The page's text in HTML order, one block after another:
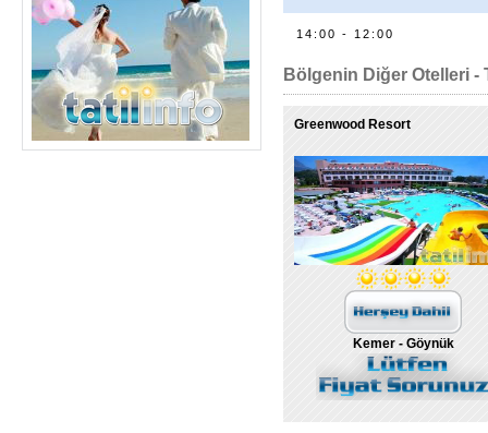
14:00 - 12:00
Bölgenin Diğer Otelleri -
Greenwood Resort
Kemer - Göynük